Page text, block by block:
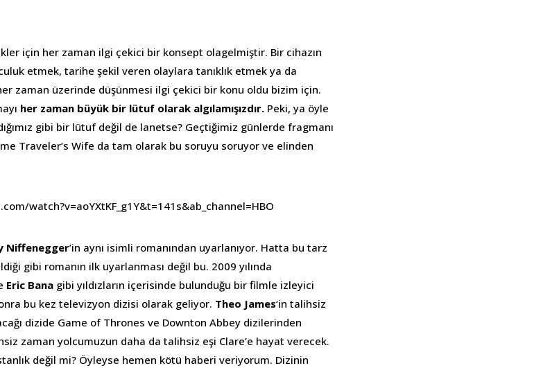
için her zaman ilgi çekici bir konsept olagelmiştir. Bir cihazın
etmek, tarihe şekil veren olaylara tanıklık etmek ya da
zaman üzerinde düşünmesi ilgi çekici bir konu oldu bizim için.
her zaman büyük bir lütuf olarak algılamışızdır. Peki, ya öyle
gibi bir lütuf değil de lanetse? Geçtiğimiz günlerde fragmanı
Traveler’s Wife da tam olarak bu soruyu soruyor ve elinden
watch?v=aoYXtKF_g1Y&t=141s&ab_channel=HBO
Niffenegger’in aynı isimli romanından uyarlanıyor. Hatta bu tarz
gibi romanın ilk uyarlanması değil bu. 2009 yılında
Eric Bana gibi yıldızların içerisinde bulunduğu bir filmle izleyici
bu kez televizyon dizisi olarak geliyor. Theo James‘in talihsiz
dizide Game of Thrones ve Downton Abbey dizilerinden
zaman yolcumuzun daha da talihsiz eşi Clare’e hayat verecek.
değil mi? Öyleyse hemen kötü haberi veriyorum. Dizinin